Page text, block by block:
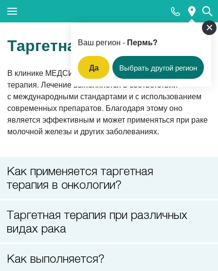
Ваш регион - Пермь?
Да Выбрать другой регион
Популярные запросы
Прием педиатра
МРТ
КТ
УЗИ
Удаление родинок и папиллом
Лазерная коррекция зрения
Таргетная терапия
В клинике МЕДСИ в Перми проводится таргетная
терапия. Лечение выполняется в соответствии
с международными стандартами и с использованием
современных препаратов. Благодаря этому оно
является эффективным и может применяться при раке
молочной железы и других заболеваниях.
Как применяется таргетная
терапия в онкологии?
Таргетная терапия при различных
видах рака
Как выполняется?